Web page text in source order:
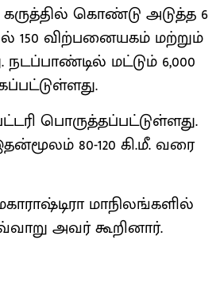
கொண்டு அடுத்த 6
150 விற்பனையகம் மற்றும்
மட்டும் 6,000
பொருத்தப்பட்டுள்ளது.
80-120 கி.மீ. வரை
மாநிலங்களில்
அவர் கூறினார்.